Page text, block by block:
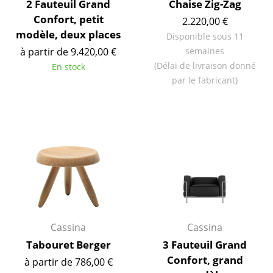
Figurines & Miniatures
Vases
Plateaux
Couvertures
Coussins
Tapis
... voir tous les accessoires
2 Fauteuil Grand
Confort, petit
modèle, deux places
à partir de 9.420,00 €
En stock
Chaise Zig-Zag
2.220,00 €
Disponible sous 11
semaines
(Délai de livraison donné
par le fabricant)
Cassina
Tabouret Berger
à partir de 786,00 €
Cassina
3 Fauteuil Grand
Confort, grand